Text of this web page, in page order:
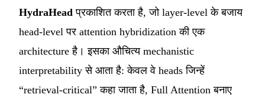
HydraHead प्रकाशित करता है, जो layer-level के बजाय
head-level पर attention hybridization की एक
architecture है। इसका औचित्य mechanistic
interpretability से आता है: केवल वे heads जिन्हें
“retrieval-critical” कहा जाता है, Full Attention बनाए